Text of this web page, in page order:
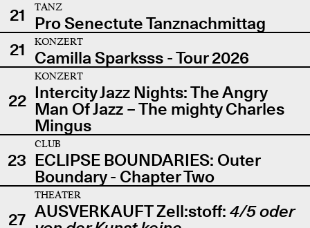
21
TANZ
Pro Senectute Tanznachmittag
21
KONZERT
Camilla Sparksss - Tour 2026
22
KONZERT
Intercity Jazz Nights: The Angry
Man Of Jazz – The mighty Charles
Mingus
23
CLUB
ECLIPSE BOUNDARIES: Outer
Boundary - Chapter Two
27
THEATER
AUSVERKAUFT Zell:stoff: 4/5 oder